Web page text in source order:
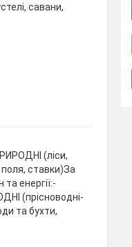
савани,
(ліси,
ставки)За
енергії:-
(прісноводні-
та бухти,